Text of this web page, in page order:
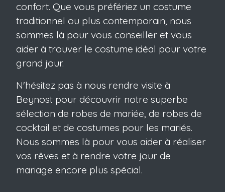
confort. Que vous préfériez un costume
traditionnel ou plus contemporain, nous
sommes là pour vous conseiller et vous
aider à trouver le costume idéal pour votre
grand jour.
N'hésitez pas à nous rendre visite à
Beynost pour découvrir notre superbe
sélection de robes de mariée, de robes de
cocktail et de costumes pour les mariés.
Nous sommes là pour vous aider à réaliser
vos rêves et à rendre votre jour de
mariage encore plus spécial.